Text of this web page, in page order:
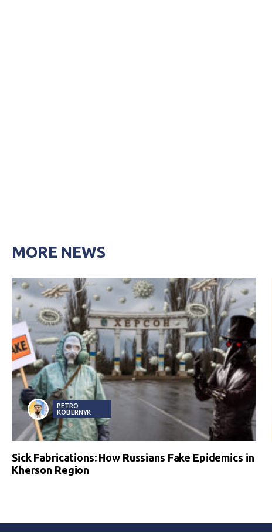
MORE NEWS
PETRO
KOBERNYK
Sick Fabrications: How Russians Fake Epidemics in
Kherson Region